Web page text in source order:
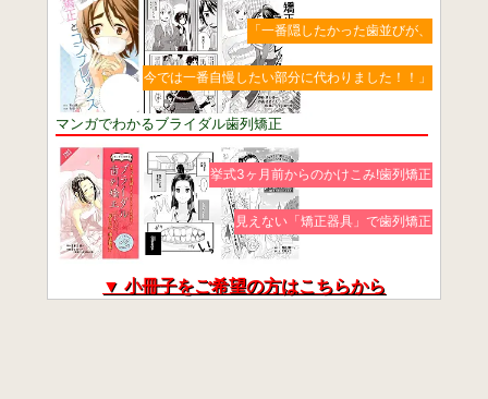
「一番隠したかった歯並びが、
今では一番自慢したい部分に代わりました！！」
マンガでわかるブライダル歯列矯正
挙式3ヶ月前からのかけこみ!歯列矯正
見えない「矯正器具」で歯列矯正
▼ 小冊子をご希望の方はこちらから